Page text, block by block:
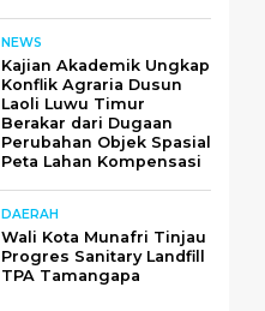
NEWS
Kajian Akademik Ungkap
Konflik Agraria Dusun
Laoli Luwu Timur
Berakar dari Dugaan
Perubahan Objek Spasial
Peta Lahan Kompensasi
DAERAH
Wali Kota Munafri Tinjau
Progres Sanitary Landfill
TPA Tamangapa